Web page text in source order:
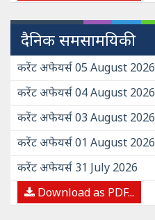
दैनिक समसामयिकी
करेंट अफेयर्स 05 August 2026
करेंट अफेयर्स 04 August 2026
करेंट अफेयर्स 03 August 2026
करेंट अफेयर्स 01 August 2026
करेंट अफेयर्स 31 July 2026
Download as PDF...